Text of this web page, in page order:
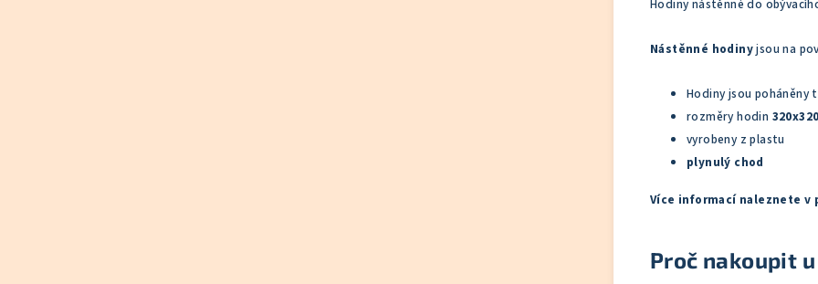
Hodiny nástěnné do
Nástěnné hodinyjsou na
Hodiny jsou poháněny
rozměry hodin
vyrobeny z plastu
plynulý chod
Více informací naleznete
Proč nakoupit